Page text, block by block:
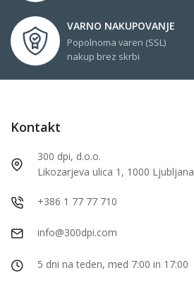
VARNO NAKUPOVANJE
Popolnoma varen (SSL)
nakup brez skrbi
Kontakt
300 dpi, d.o.o.
Likozarjeva ulica 1, 1000 Ljubljana
+386 1 77 77 710
info@300dpi.com
5 dni na teden, med 7:00 in 17:00